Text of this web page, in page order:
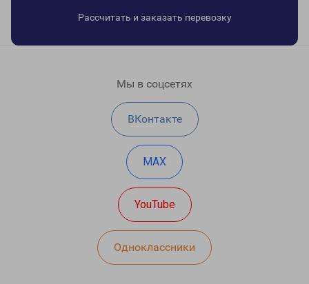
Рассчитать и заказать перевозку
Мы в соцсетях
ВКонтакте
MAX
YouTube
Одноклассники